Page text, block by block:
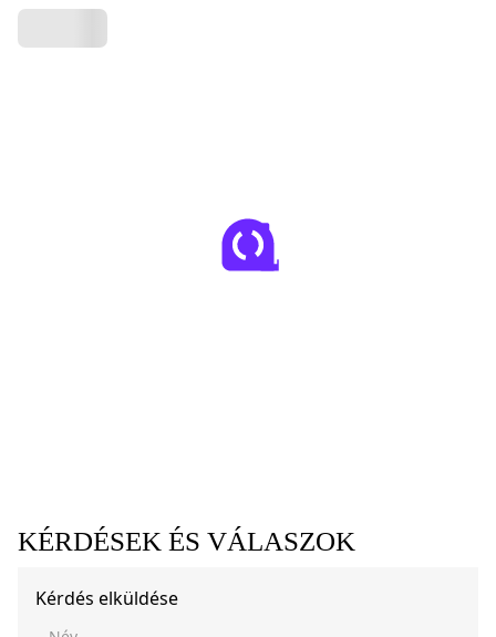
KÉRDÉSEK ÉS VÁLASZOK
Kérdés elküldése